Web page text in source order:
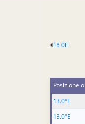
16.0E
Posizione
13.0°E
13.0°E